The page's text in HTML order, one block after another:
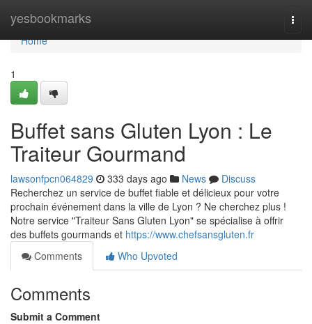
yesbookmarks
Home
Home
1
Buffet sans Gluten Lyon : Le
Traiteur Gourmand
lawsonfpcn064829 333 days ago News
Discuss
Recherchez un service de buffet fiable et délicieux pour votre
prochain événement dans la ville de Lyon ? Ne cherchez plus !
Notre service "Traiteur Sans Gluten Lyon" se spécialise à offrir
des buffets gourmands et https://www.chefsansgluten.fr
Comments
Who Upvoted
Comments
Submit a Comment